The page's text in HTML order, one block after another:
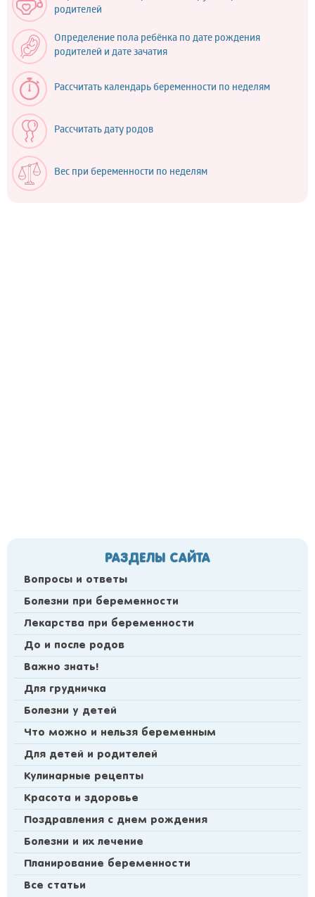
родителей
Определение пола ребёнка по дате рождения
родителей и дате зачатия
Рассчитать календарь беременности по неделям
Рассчитать дату родов
Вес при беременности по неделям
РАЗДЕЛЫ САЙТА
Вопросы и ответы
Болезни при беременности
Лекарства при беременности
До и после родов
Важно знать!
Для грудничка
Болезни у детей
Что можно и нельзя беременным
Для детей и родителей
Кулинарные рецепты
Красота и здоровье
Поздравления с днем рождения
Болезни и их лечение
Планирование беременности
Все статьи